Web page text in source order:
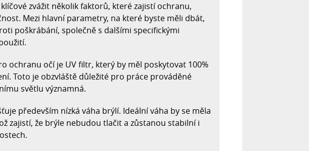
zvážit několik faktorů, které zajistí ochranu,
Mezi hlavní parametry, na které byste měli dbát,
poškrábání, společně s dalšími specifickými
ochranu očí je UV filtr, který by měl poskytovat 100%
Toto je obzvláště důležité pro práce prováděné
světlu významná.
především nízká váha brýlí. Ideální váha by se měla
zajistí, že brýle nebudou tlačit a zůstanou stabilní i